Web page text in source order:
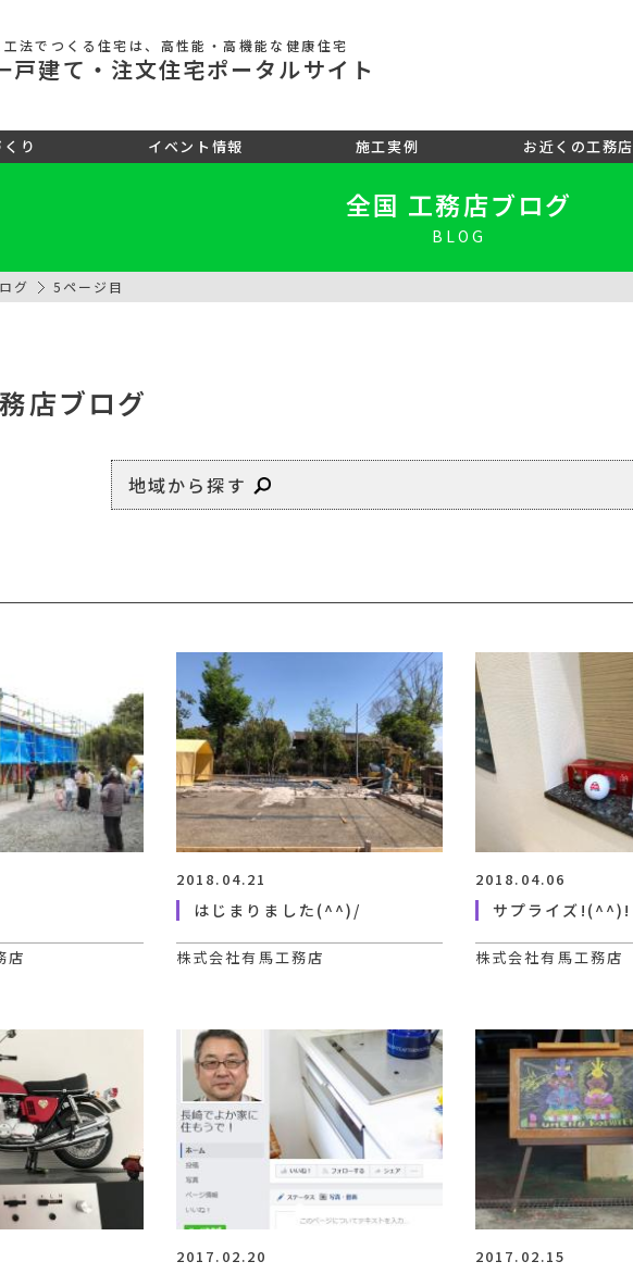
工法でつくる住宅 は、高性能・高機能な健康住宅
戸建て ・注文住宅ポータルサイト
り イベント情報 施工実例 お近くの工務店
全国 工務店ブログ
BLOG
グ 5ページ目
店ブログ
地域から探す
店
2018.04.21
はじまりました(^^)/
株式会社有馬工務店
2018.04.06
サプライズ!(^^)!
株式会社有馬工務店
2017.02.20 2017.02.15